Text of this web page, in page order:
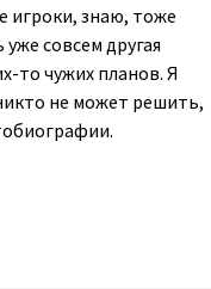
игроки, знаю, тоже
совсем другая
то чужих планов. Я
не может решить,